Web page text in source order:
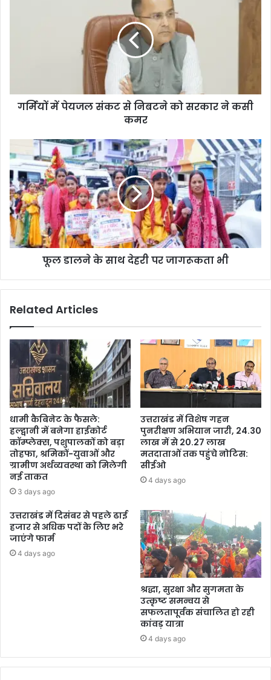
गर्मियों में पेयजल संकट से निबटने को सरकार ने कसी
कमर
फूल डालने के साथ देहरी पर जागरूकता भी
Related Articles
धामी कैबिनेट के फैसले:
हल्द्वानी में बनेगा हाईकोर्ट
कॉम्प्लेक्स, पशुपालकों को बड़ा
तोहफा, श्रमिकों-युवाओं और
ग्रामीण अर्थव्यवस्था को मिलेगी
नई ताकत
3 days ago
उत्तराखंड में विशेष गहन
पुनरीक्षण अभियान जारी, 24.30
लाख में से 20.27 लाख
मतदाताओं तक पहुंचे नोटिस:
सीईओ
4 days ago
उत्तराखंड में दिसंबर से पहले ढाई
हजार से अधिक पदों के लिए भरे
जाएंगे फार्म
4 days ago
श्रद्धा, सुरक्षा और सुगमता के
उत्कृष्ट समन्वय से
सफलतापूर्वक संचालित हो रही
कांवड़ यात्रा
4 days ago